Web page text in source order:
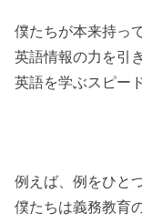
僕たちが本来持っ
英語情報の力を引
英語を学ぶスピー
例えば、例をひと
僕たちは義務教育